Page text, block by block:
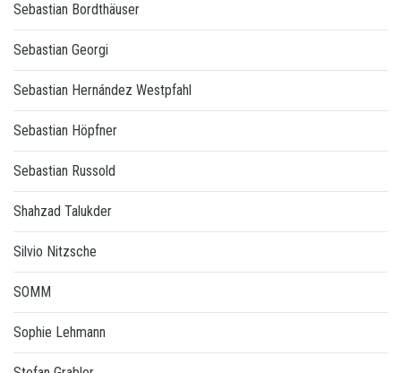
Sebastian Bordthäuser
Sebastian Georgi
Sebastian Hernández Westpfahl
Sebastian Höpfner
Sebastian Russold
Shahzad Talukder
Silvio Nitzsche
SOMM
Sophie Lehmann